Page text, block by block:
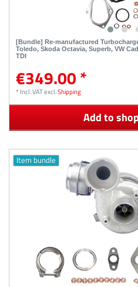
[Bundle] Re-manufactured
Toledo, Skoda Octavia, Superb, VW
TDI
€349.00 *
* Incl. VATexcl.Shipping
Add to
Item bundle